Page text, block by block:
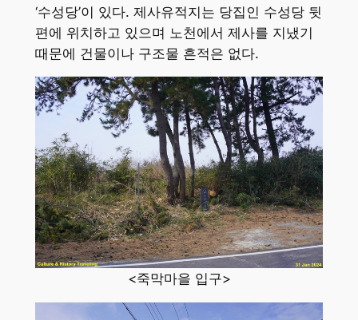
‘수성당’이 있다. 제사유적지는 당집인 수성당 뒷
편에 위치하고 있으며 노천에서 제사를 지냈기
때문에 건물이나 구조물 흔적은 없다.
<죽막마을 입구>